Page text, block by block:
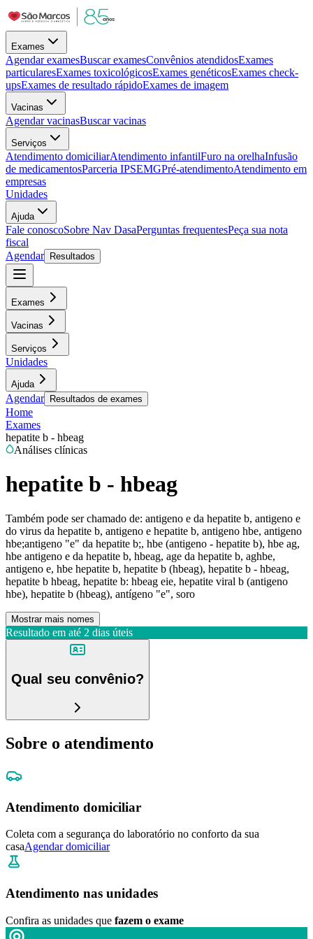
Exames
Agendar examesBuscar examesConvênios atendidosExames
particularesExames toxicológicosExames genéticosExames check-
upsExames de resultado rápidoExames de imagem
Vacinas
Agendar vacinasBuscar vacinas
Serviços
Atendimento domiciliarAtendimento infantilFuro na orelhaInfusão
de medicamentosParceria IPSEMGPré-atendimentoAtendimento em
empresas
Unidades
Ajuda
Fale conoscoSobre Nav DasaPerguntas frequentesPeça sua nota
fiscal
Agendar
Resultados
Exames
Vacinas
Serviços
Unidades
Ajuda
Agendar Resultados de exames
Home
Exames
hepatite b - hbeag
Análises clínicas
hepatite b - hbeag
Também pode ser chamado de: antigeno e da hepatite b, antigeno e
do virus da hepatite b, antigeno e hepatite b, antigeno hbe, antigeno
hbe;antigeno "e" da hepatite b;, hbe (antigeno - hepatite b), hbe ag,
hbe antigeno e da hepatite b, hbeag, age da hepatite b, aghbe,
antigeno e, hbe hepatite b, hepatite b (hbeag), hepatite b - hbeag,
hepatite b hbeag, hepatite b: hbeag eie, hepatite viral b (antigeno
hbe), hepatite b (hbeag), antígeno "e", soro
Mostrar mais nomes
Resultado em até 2 dias úteis
Qual seu convênio?
Sobre o atendimento
Atendimento domiciliar
Coleta com a segurança do laboratório no conforto da sua
casaAgendar domiciliar
Atendimento nas unidades
Confira as unidades que fazem o exame